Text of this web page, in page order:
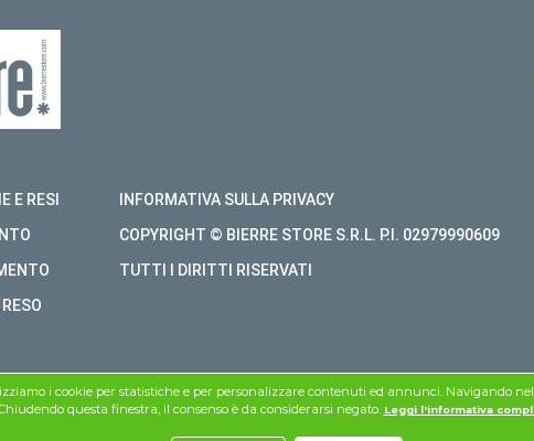
E RESI
INFORMATIVA SULLA PRIVACY
COPYRIGHT © BIERRE STORE S.R.L. P.I. 02979990609
TUTTI I DIRITTI RISERVATI
i cookie per statistiche e per personalizzare contenuti ed annunci. Navigando
questa finestra, il consenso è da considerarsi negato. Leggi l'informativa